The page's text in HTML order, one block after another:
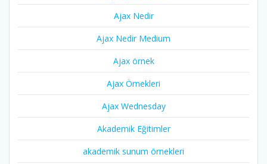
Ajax Nedir
Ajax Nedir Medium
Ajax örnek
Ajax Örnekleri
Ajax Wednesday
Akademik Eğitimler
akademik sunum örnekleri